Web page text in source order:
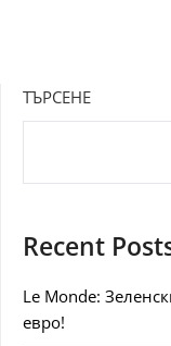
ТЪРСЕНЕ
Recent
Le Monde:
евро!